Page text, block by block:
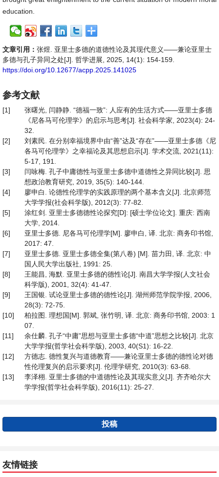
education.
文章引用： 张煜. 亚里士多德的道德性论及其现代意义——兼论亚里士
多德与孔子异同之处[J]. 哲学进展, 2025, 14(1): 154-159.
https://doi.org/10.12677/acpp.2025.141025
参考文献
[1]
张曙光, 闫静静. “德福一致”: 人应有的生活方式——亚里士多德
《尼各马可伦理学》的启示与思考[J]. 社会科学家, 2023(4): 24-
32.
[2]
刘素民. 在分别幸福境界中由“善”达及“存在”——亚里士多德《尼
各马可伦理学》之幸福论及其思想启示[J]. 学术交流, 2021(11):
5-17, 191.
[3]
闫咏梅. 孔子中庸德性与亚里士多德中道德性之异同比较[J]. 思
想政治教育研究, 2019, 35(5): 140-144.
[4]
廖申白. 论德性伦理学的实践原理的两个基本含义[J]. 北京师范
大学学报(社会科学版), 2012(3): 77-82.
[5]
涂红剑. 亚里士多德德性论探究[D]: [硕士学位论文]. 重庆: 西南
大学, 2014.
[6]
亚里士多德. 尼各马可伦理学[M]. 廖申白, 译. 北京: 商务印书馆,
2017: 47.
[7]
亚里士多德. 亚里士多德全集(第八卷) [M]. 苗力田, 译. 北京: 中
国人民大学出版社, 1991: 25.
[8]
王能昌, 海默. 亚里士多德的德性论[J]. 南昌大学学报(人文社会
科学版), 2001, 32(4): 41-47.
[9]
王国银. 试论亚里士多德的德性论[J]. 湖州师范学院学报, 2006,
28(3): 72-75.
[10]
柏拉图. 理想国[M]. 郭斌, 张竹明, 译. 北京: 商务印书馆, 2003: 1
07.
[11]
余仕麟. 孔子“中庸”思想与亚里士多德“中道”思想之比较[J]. 北京
大学学报(哲学社会科学版), 2003, 40(S1): 16-22.
[12]
方德志. 德性复兴与道德教育——兼论亚里士多德的德性论对德
性伦理复兴的启示要求[J]. 伦理学研究, 2010(3): 63-68.
[13]
李泽栩. 亚里士多德的中道德性论及其现实意义[J]. 齐齐哈尔大
学学报(哲学社会科学版), 2016(11): 25-27.
投稿
友情链接